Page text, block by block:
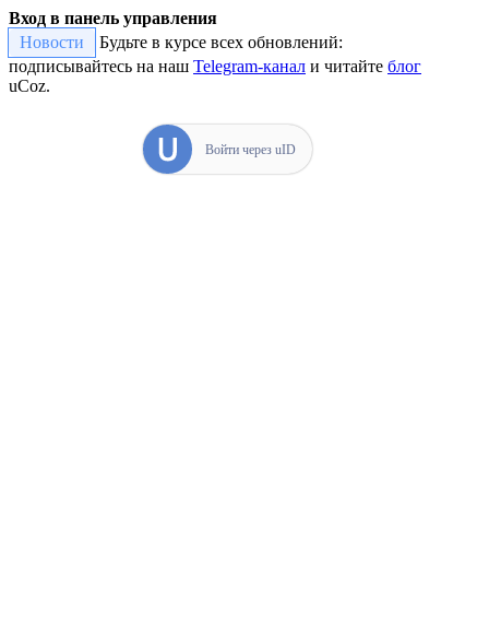
Вход в панель управления
Новости
Будьте в курсе всех обновлений:
подписывайтесь на наш Telegram-канал и читайте блог
uCoz.
Войти через uID